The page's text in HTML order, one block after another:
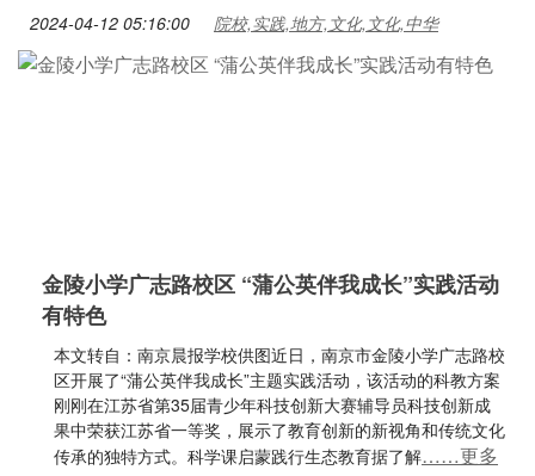
2024-04-12 05:16:00 院校,实践,地方,文化,文化,中华
金陵小学广志路校区 “蒲公英伴我成长”实践活动
有特色
本文转自：南京晨报学校供图近日，南京市金陵小学广志路校
区开展了“蒲公英伴我成长”主题实践活动，该活动的科教方案
刚刚在江苏省第35届青少年科技创新大赛辅导员科技创新成
果中荣获江苏省一等奖，展示了教育创新的新视角和传统文化
传承的独特方式。科学课启蒙践行生态教育据了解……更多